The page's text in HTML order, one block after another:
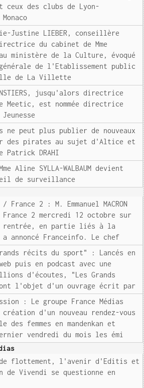
ceux des clubs de Lyon-
Justine LIEBER, conseillère
du cabinet de Mme
au ministère de la Culture, évoqué
de l'Etablissement public
de La Villette
jusqu'alors directrice
Meetic, est nommée directrice
ne peut plus publier de nouveaux
des pirates au sujet d'Altice et
DRAHI
Aline SYLLA-WALBAUM devient
de surveillance
/ France 2 : M. Emmanuel MACRON
2 mercredi 12 octobre sur
rentrée, en partie liés à la
annoncé Franceinfo. Le chef
récits du sport" : Lancés en
puis en podcast avec une
d'écoutes, "Les Grands
l'objet d'un ouvrage écrit par
: Le groupe France Médias
création d'un nouveau rendez-vous
des femmes en mandenkan et
vendredi du mois les émi
de flottement, l'avenir d'Editis et
de Vivendi se questionne en